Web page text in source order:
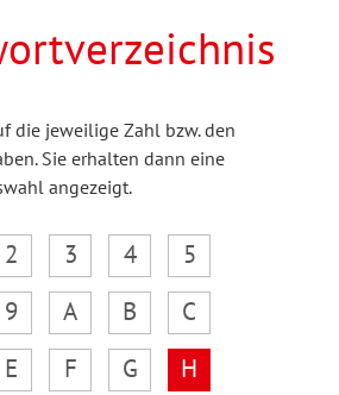
die jeweilige Zahl bzw. den
Sie erhalten dann eine
angezeigt.
2 3 4
5
9 A B
C
E F G
H